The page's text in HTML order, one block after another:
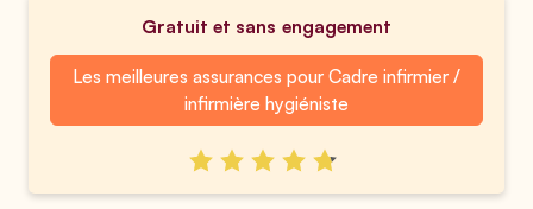
Gratuit et sans engagement
Les meilleures assurances pour Cadre infirmier /
infirmière hygiéniste